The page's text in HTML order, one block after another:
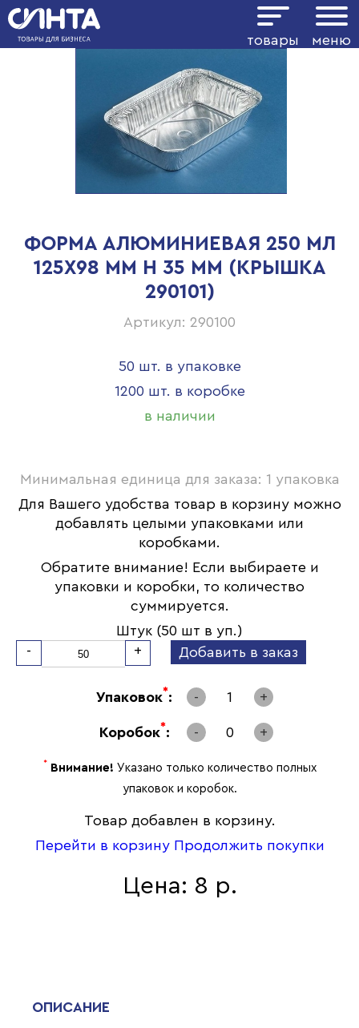
товары меню
ФОРМА АЛЮМИНИЕВАЯ 250 МЛ
125Х98 ММ H 35 ММ (КРЫШКА
290101)
Артикул: 290100
50 шт. в упаковке
1200 шт. в коробке
в наличии
Минимальная единица для заказа: 1 упаковка
Для Вашего удобства товар в корзину можно
добавлять целыми упаковками или
коробками.
Обратите внимание! Если выбираете и
упаковки и коробки, то количество
суммируется.
Штук (50 шт в уп.)
-
+ Добавить в заказ
Упаковок*: - 1 +
Коробок*: - 0 +
* Внимание! Указано только количество полных
упаковок и коробок.
Товар добавлен в корзину.
Перейти в корзину Продолжить покупки
Цена: 8 р.
ОПИСАНИЕ